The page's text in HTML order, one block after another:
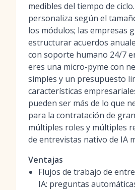
medibles del tiempo de
personaliza según el
los módulos; las empresas
estructurar acuerdos
con soporte humano 24/7
eres una micro-pyme con
simples y un presupuesto
características
pueden ser más de lo que
para la contratación de
múltiples roles y múltiples
de entrevistas nativo de IA
Ventajas
Flujos de trabajo de
IA: preguntas